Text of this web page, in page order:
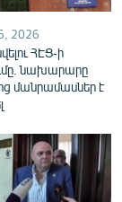
2026
ՀԷՑ-ի
նախարարը
մանրամասներ է